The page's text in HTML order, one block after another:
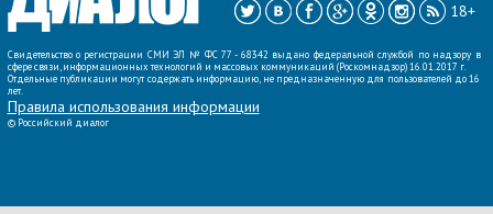
18+
Свидетельство о регистрации СМИ ЭЛ № ФС 77 - 68342 выдано федеральной службой по надзору в
сфере связи, информационных технологий и массовых коммуникаций (Роскомнадзор) 16.01.2017 г.
Отдельные публикации могут содержать информацию, не предназначенную для пользователей до 16
лет.
Правила использования информации
© Российский диалог